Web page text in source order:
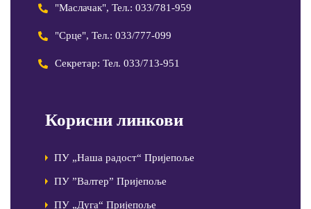
"Маслачак", Тел.: 033/781-959
"Срце", Тел.: 033/777-099
Секретар: Тел. 033/713-951
Корисни линкови
ПУ „Наша радост“ Пријепоље
ПУ ”Валтер” Пријепоље
ПУ „Дуга“ Пријепоље